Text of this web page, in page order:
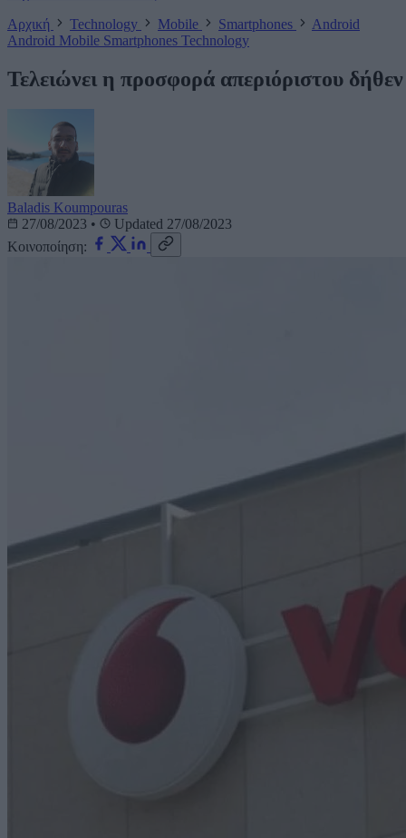
Αρχική
Technology Mobile Smartphones
Android
Android Mobile Smartphones Technology
Τελειώνει η προσφορά απεριόριστου
Baladis Koumpouras
27/08/2023 •
Updated 27/08/2023
Κοινοποίηση: